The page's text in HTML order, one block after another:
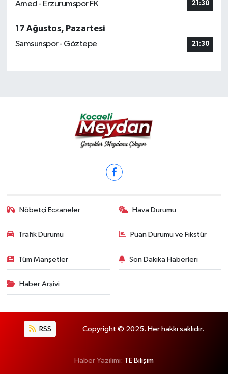
Amed - Erzurumspor FK 21:30
17 Ağustos, Pazartesi
Samsunspor - Göztepe
21:30
Nöbetçi Eczaneler Hava Durumu
Trafik Durumu Puan Durumu ve Fikstür
Tüm Manşetler Son Dakika Haberleri
Haber Arşivi
RSS Copyright © 2025. Her hakkı saklıdır.
Haber Yazılımı: TE Bilişim